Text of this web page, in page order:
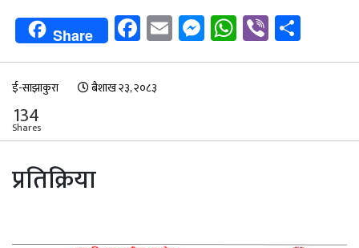
Share Facebook
EmailMessenger
WhatsApp
Viber
ई-साझाकुरा बैशाख २३, २०८३
134
Shares
प्रतिक्रिया